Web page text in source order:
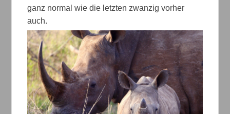
ganz normal wie die letzten zwanzig vorher
auch.